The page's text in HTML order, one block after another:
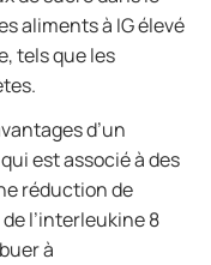
aliments à IG élevé
tels que les
d’un
est associé à des
réduction de
l’interleukine 8
à